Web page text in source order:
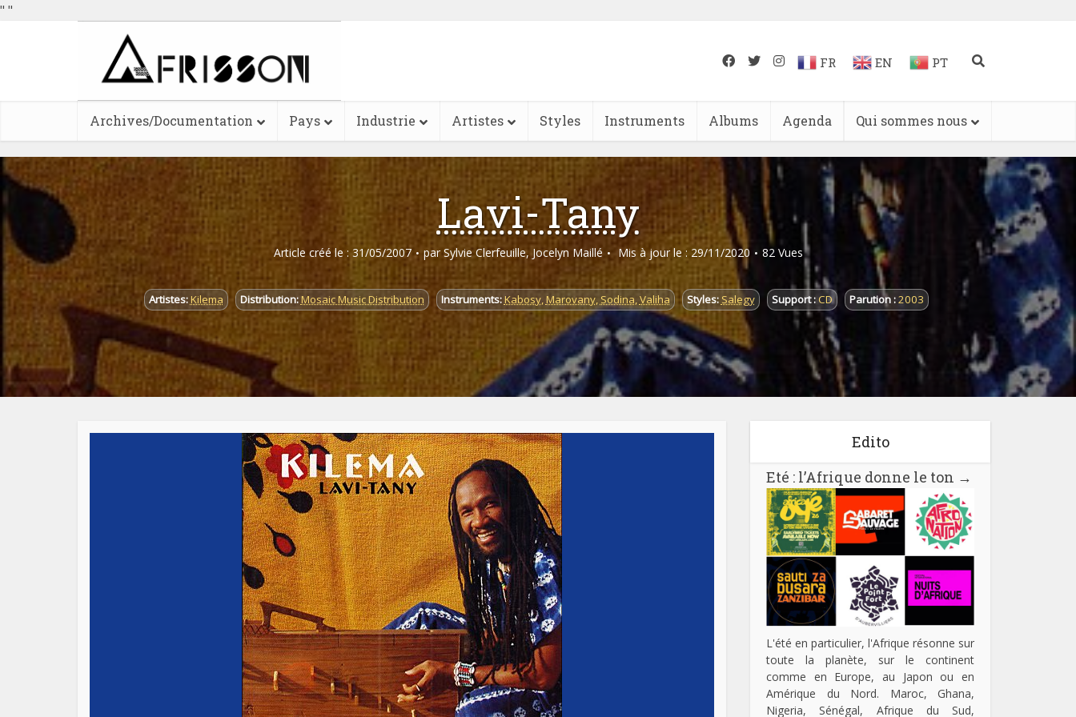
" "
FR EN PT
Archives/Documentation Pays Industrie Artistes Styles Instruments Albums Agenda Qui sommes nous
Lavi-Tany
Article créé le : 31/05/2007 par Sylvie Clerfeuille,Jocelyn Maillé Mis à jour le : 29/11/2020 82 Vues
Artistes:Kilema Distribution:Mosaic Music Distribution Instruments: Kabosy,Marovany, Sodina,Valiha Styles: Salegy Support :CD Parution :2003
Edito
Eté : l’Afrique donne le ton →
L'été en particulier, l'Afrique résonne sur
toute la planète, sur le continent
comme en Europe, au Japon ou en
Amérique du Nord. Maroc, Ghana,
Nigeria, Sénégal, Afrique du Sud,